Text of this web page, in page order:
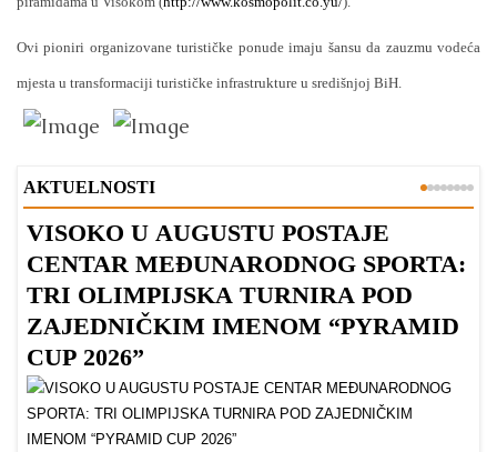
Ovi pioniri organizovane turističke ponude imaju šansu da zauzmu vodeća
mjesta u transformaciji turističke infrastrukture u središnjoj BiH.
AKTUELNOSTI
VISOKO U AUGUSTU POSTAJE
CENTAR MEĐUNARODNOG SPORTA:
TRI OLIMPIJSKA TURNIRA POD
ZAJEDNIČKIM IMENOM “PYRAMID
CUP 2026”